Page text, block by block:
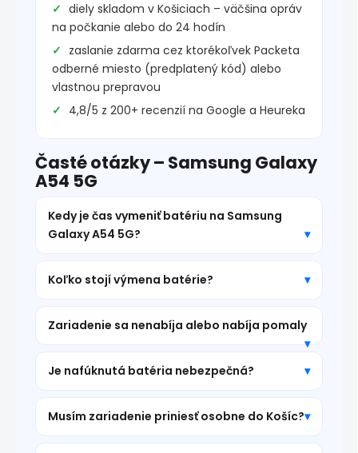
diely skladom v Košiciach – väčšina opráv
na počkanie alebo do 24 hodín
zaslanie zdarma cez ktorékoľvek Packeta
odberné miesto (predplatený kód) alebo
vlastnou prepravou
4,8/5 z 200+ recenzií na Google a Heureka
Časté otázky – Samsung Galaxy
A54 5G
Kedy je čas vymeniť batériu na Samsung
Galaxy A54 5G?
Koľko stojí výmena batérie?
Zariadenie sa nenabíja alebo nabíja pomaly
Je nafúknutá batéria nebezpečná?
Musím zariadenie priniesť osobne do Košíc?